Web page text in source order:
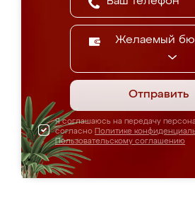
Желаемый
Отправить
Я соглашаюсь на передачу
согласно Политике
Пользовательскому соглашению